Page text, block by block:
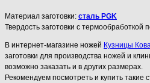
Материал заготовки: сталь PGK
Твердость заготовки с термообработкой
В интернет-магазине ножей Кузницы
заготовки для производства ножей и
возможно заказать и в других размерах.
Рекомендуем посмотреть и купить такие